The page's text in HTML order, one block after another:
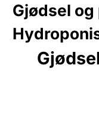
Gjødsel